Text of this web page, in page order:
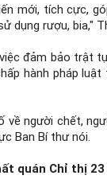
mới, tích cực,
dụng rượu, bia,"
đảm bảo trật
hành pháp
về người chết,
Ban Bí thư nói.
quán Chỉ thị 23